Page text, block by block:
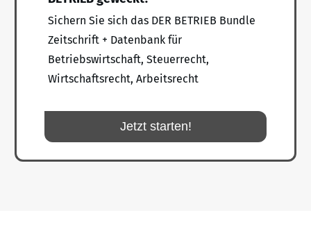
Sichern Sie sich das DER BETRIEB Bundle
Zeitschrift + Datenbank für
Betriebswirtschaft, Steuerrecht,
Wirtschaftsrecht, Arbeitsrecht
Jetzt starten!